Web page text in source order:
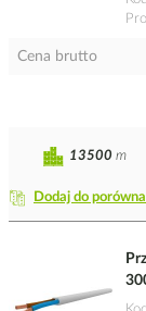
Cena brutto
Dodaj do
13500 m